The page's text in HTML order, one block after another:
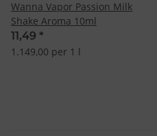
Wanna Vapor Passion Milk
Shake Aroma 10ml
11,49 *
1.149,00 per 1 l